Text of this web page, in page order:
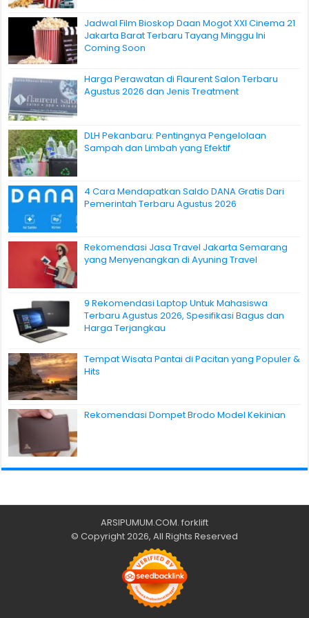
Jadwal Film Bioskop Daan Mogot XXI Cinema 21
Jakarta Barat Terbaru Tayang Minggu Ini
Coming Soon
Harga Perawatan di Flaurent Salon Terbaru
Agustus 2026 dan Jenis Treatment
DLH Pekanbaru: Pentingnya Pengelolaan
Sampah dan Limbah yang Efektif
4 Cara Mendapatkan Saldo DANA Gratis Dari
Pemerintah Terbaru Agustus 2026
Rekomendasi Jasa Travel Jakarta Semarang
yang Menyenangkan di Ayuning Travel
9 Rekomendasi Laptop Untuk Mahasiswa
Terbaru Agustus 2026, Spesifikasi Bagus dan
Harga Terjangkau
Tempat Wisata Pantai di Pacitan yang Populer &
Hits
Rekomendasi Dompet Brodo Model Kekinian
ARSIPUMUM.COM. forklift
© Copyright 2026, All Rights Reserved